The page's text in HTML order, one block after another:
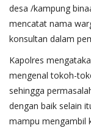
desa /kampung
mencatat nama
konsultan dalam
Kapolres
mengenal tokoh-
sehingga
dengan baik selain
mampu mengambil